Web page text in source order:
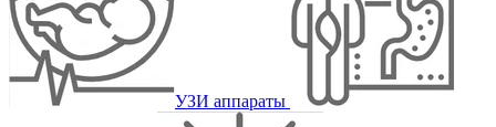
УЗИ аппараты